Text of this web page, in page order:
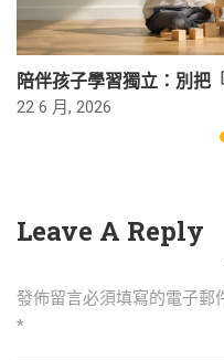
陪伴孩子學習獨立：別把
22 6 月, 2026
Leave A Reply
發佈留言必須填寫的電子郵
*